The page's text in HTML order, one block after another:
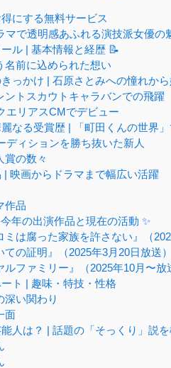
にする無料サービス
マで透明感あふれる演技派女優の
ル | 基本情報と経歴 📝
名前に込められた想い
っかけ | 石原さとみへの憧れか
ントスカウトキャラバンでの飛躍
エリアスCMでデビュー
なる受賞歴 | 「町田くんの世界
ディションを勝ち抜いた新人
賞の数々
| 映画からドラマまで幅広い活躍
作品
年の出演作品と現在の活動 ✨
ミは腐った家族を許さない』（
ての証明』（2025年3月20日放送）
ルファミリー』（2025年10月〜放
ト | 趣味・特技・性格
深い関わり
面
人は？ | 話題の「そっくり」説